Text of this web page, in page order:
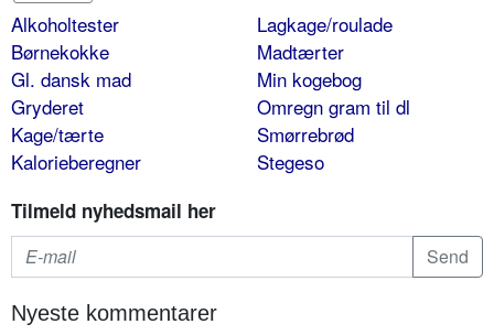
Alkoholtester
Børnekokke
Gl. dansk mad
Gryderet
Kage/tærte
Kalorieberegner
Lagkage/roulade
Madtærter
Min kogebog
Omregn gram til dl
Smørrebrød
Stegeso
Tilmeld nyhedsmail her
Nyeste kommentarer